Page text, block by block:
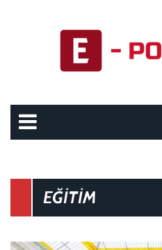
EĞITIM